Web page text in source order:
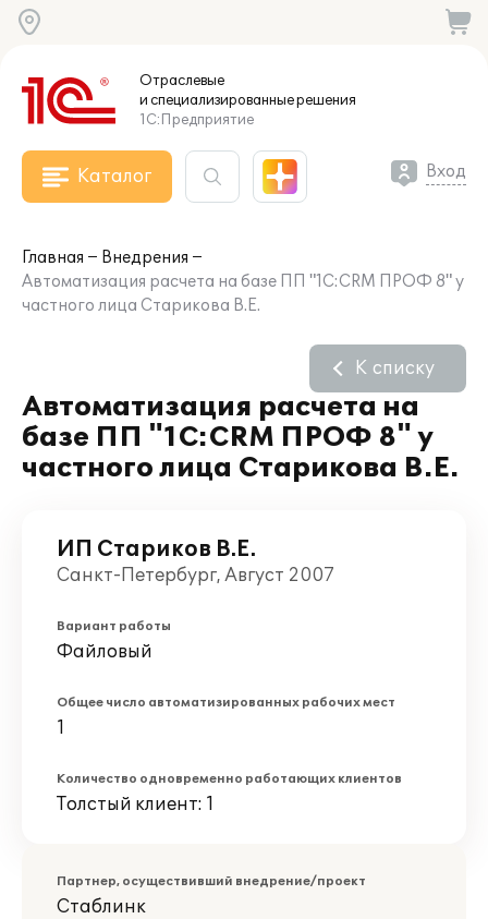
Отраслевые
и специализированныерешения
1С:Предприятие
Каталог Вход
Главная
Внедрения
Автоматизация расчета на базе ПП "1С:CRM ПРОФ 8" у
частного лица Старикова В.Е.
Автоматизация расчета на
базе ПП "1С:CRM ПРОФ 8" у
частного лица Старикова В.Е.
К списку
ИП Стариков В.Е.
Санкт-Петербург, Август 2007
Вариант работы
Файловый
Общее число автоматизированных рабочих мест
1
Количество одновременно работающих клиентов
Толстый клиент: 1
Партнер, осуществивший внедрение/проект
Стаблинк